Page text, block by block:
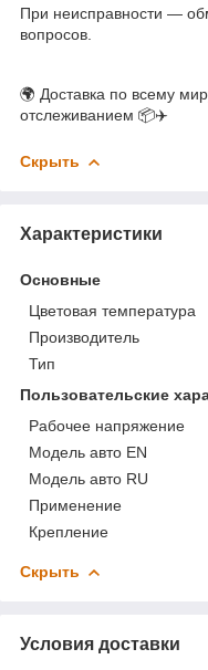
При неисправности —
вопросов.
🌍 Доставка по всему
отслеживанием 📦✈️
Скрыть
Характеристики
Основные
Цветовая температура
Производитель
Тип
Пользовательские
Рабочее напряжение
Модель авто EN
Модель авто RU
Применение
Крепление
Скрыть
Условия доставки